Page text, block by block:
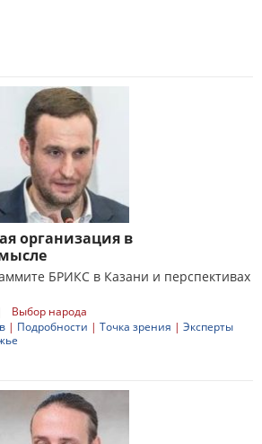
организация в
БРИКС в Казани и перспективах
Выбор народа
| Подробности | Точка зрения | Эксперты